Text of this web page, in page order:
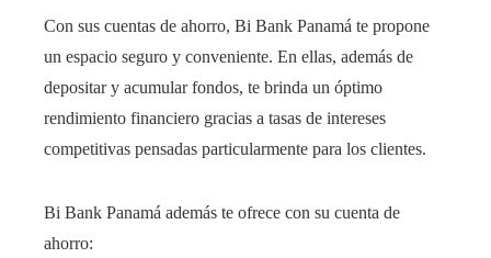
Con sus cuentas de ahorro, Bi Bank Panamá te propone
un espacio seguro y conveniente. En ellas, además de
depositar y acumular fondos, te brinda un óptimo
rendimiento financiero gracias a tasas de intereses
competitivas pensadas particularmente para los clientes.
Bi Bank Panamá además te ofrece con su cuenta de
ahorro: